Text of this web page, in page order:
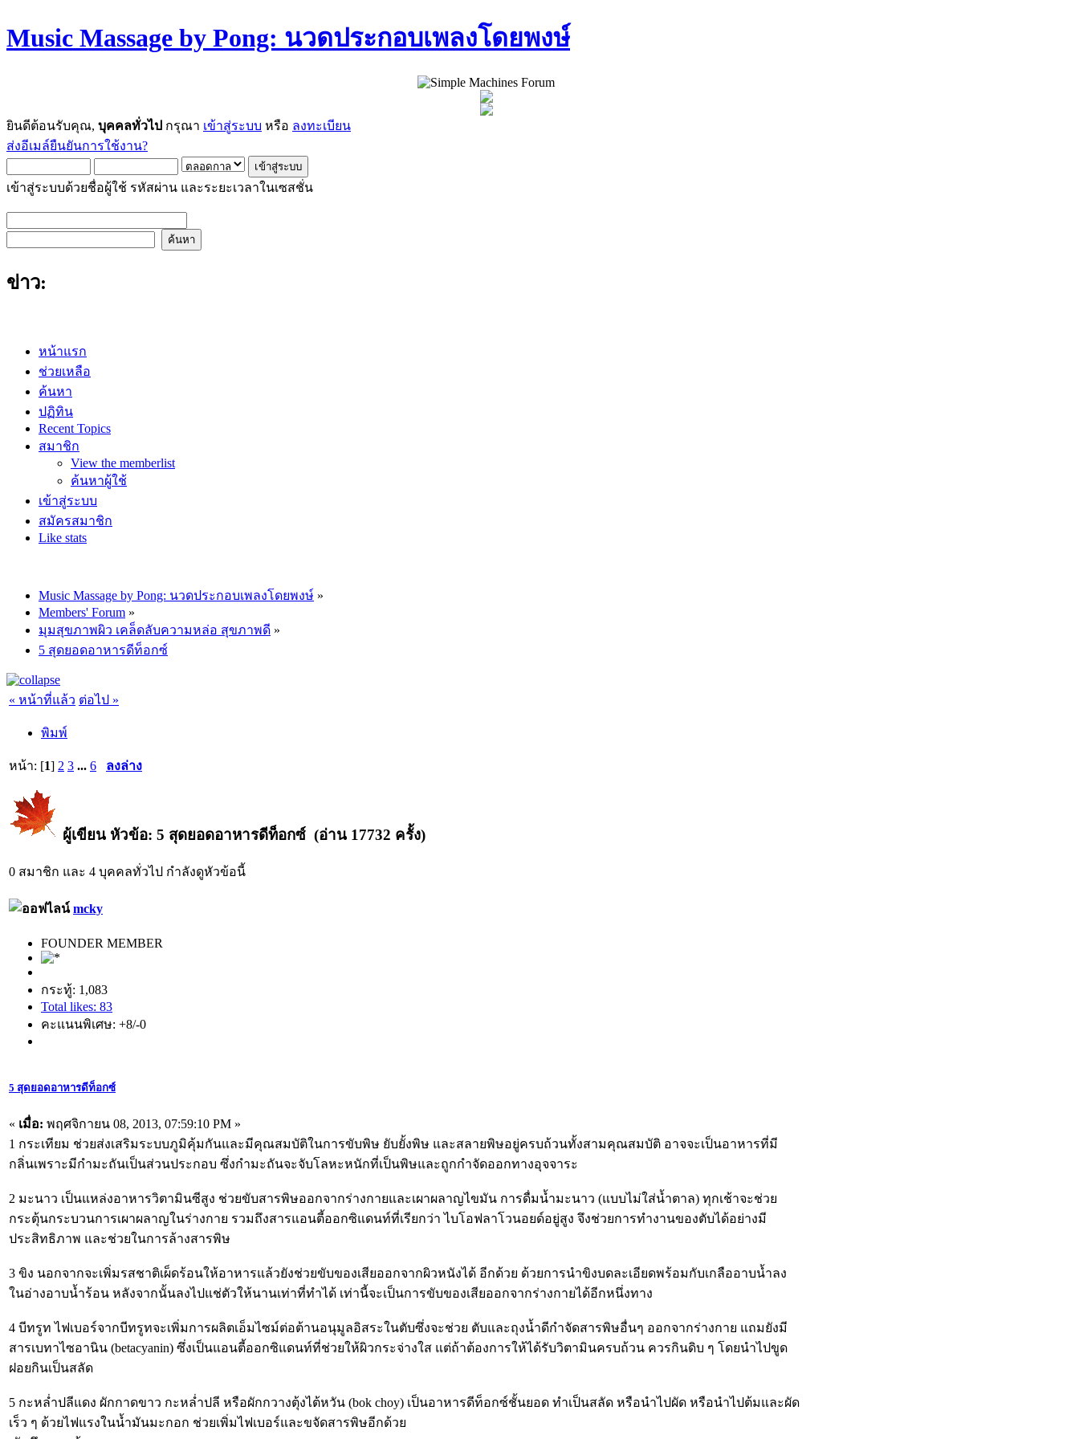
Music Massage by Pong: นวดประกอบเพลงโดยพงษ์
ยินดีต้อนรับคุณ, บุคคลทั่วไป กรุณา เข้าสู่ระบบ หรือ ลงทะเบียน
ส่งอีเมล์ยืนยันการใช้งาน?
เข้าสู่ระบบด้วยชื่อผู้ใช้ รหัสผ่าน และระยะเวลาในเซสชั่น
ข่าว:
หน้าแรก
ช่วยเหลือ
ค้นหา
ปฏิทิน
Recent Topics
สมาชิก
View the memberlist
ค้นหาผู้ใช้
เข้าสู่ระบบ
สมัครสมาชิก
Like stats
Music Massage by Pong: นวดประกอบเพลงโดยพงษ์ »
Members' Forum »
มุมสุขภาพผิว เคล็ดลับความหล่อ สุขภาพดี »
5 สุดยอดอาหารดีท็อกซ์
« หน้าที่แล้ว ต่อไป »
พิมพ์
หน้า: [1] 2 3 ... 6 ลงล่าง
ผู้เขียน หัวข้อ: 5 สุดยอดอาหารดีท็อกซ์ (อ่าน 17732 ครั้ง)
0 สมาชิก และ 4 บุคคลทั่วไป กำลังดูหัวข้อนี้
mcky
FOUNDER MEMBER
กระทู้: 1,083
Total likes: 83
คะแนนพิเศษ: +8/-0
5 สุดยอดอาหารดีท็อกซ์
« เมื่อ: พฤศจิกายน 08, 2013, 07:59:10 PM »
1 กระเทียม ช่วยส่งเสริมระบบภูมิคุ้มกันและมีคุณสมบัติในการขับพิษ ยับยั้งพิษ และสลายพิษอยู่ครบถ้วนทั้งสามคุณสมบัติ อาจจะเป็นอาหารที่มี
กลิ่นเพราะมีกำมะถันเป็นส่วนประกอบ ซึ่งกำมะถันจะจับโลหะหนักที่เป็นพิษและถูกกำจัดออกทางอุจจาระ
2 มะนาว เป็นแหล่งอาหารวิตามินซีสูง ช่วยขับสารพิษออกจากร่างกายและเผาผลาญไขมัน การดื่มน้ำมะนาว (แบบไม่ใส่น้ำตาล) ทุกเช้าจะช่วย
กระตุ้นกระบวนการเผาผลาญในร่างกาย รวมถึงสารแอนตี้ออกซิแดนท์ที่เรียกว่า ไบโอฟลาโวนอยด์อยู่สูง จึงช่วยการทำงานของตับได้อย่างมี
ประสิทธิภาพ และช่วยในการล้างสารพิษ
3 ขิง นอกจากจะเพิ่มรสชาติเผ็ดร้อนให้อาหารแล้วยังช่วยขับของเสียออกจากผิวหนังได้ อีกด้วย ด้วยการนำขิงบดละเอียดพร้อมกับเกลืออาบน้ำลง
ในอ่างอาบน้ำร้อน หลังจากนั้นลงไปแช่ตัวให้นานเท่าที่ทำได้ เท่านี้จะเป็นการขับของเสียออกจากร่างกายได้อีกหนึ่งทาง
4 บีทรูท ไฟเบอร์จากบีทรูทจะเพิ่มการผลิตเอ็มไซม์ต่อต้านอนุมูลอิสระในตับซึ่งจะช่วย ตับและถุงน้ำดีกำจัดสารพิษอื่นๆ ออกจากร่างกาย แถมยังมี
สารเบทาไซอานิน (betacyanin) ซึ่งเป็นแอนตี้ออกซิแดนท์ที่ช่วยให้ผิวกระจ่างใส แต่ถ้าต้องการให้ได้รับวิตามินครบถ้วน ควรกินดิบ ๆ โดยนำไปขูด
ฝอยกินเป็นสลัด
5 กะหล่ำปลีแดง ผักกาดขาว กะหล่ำปลี หรือผักกวางตุ้งไต้หวัน (bok choy) เป็นอาหารดีท็อกซ์ชั้นยอด ทำเป็นสลัด หรือนำไปผัด หรือนำไปต้มและผัด
เร็ว ๆ ด้วยไฟแรงในน้ำมันมะกอก ช่วยเพิ่มไฟเบอร์และขจัดสารพิษอีกด้วย